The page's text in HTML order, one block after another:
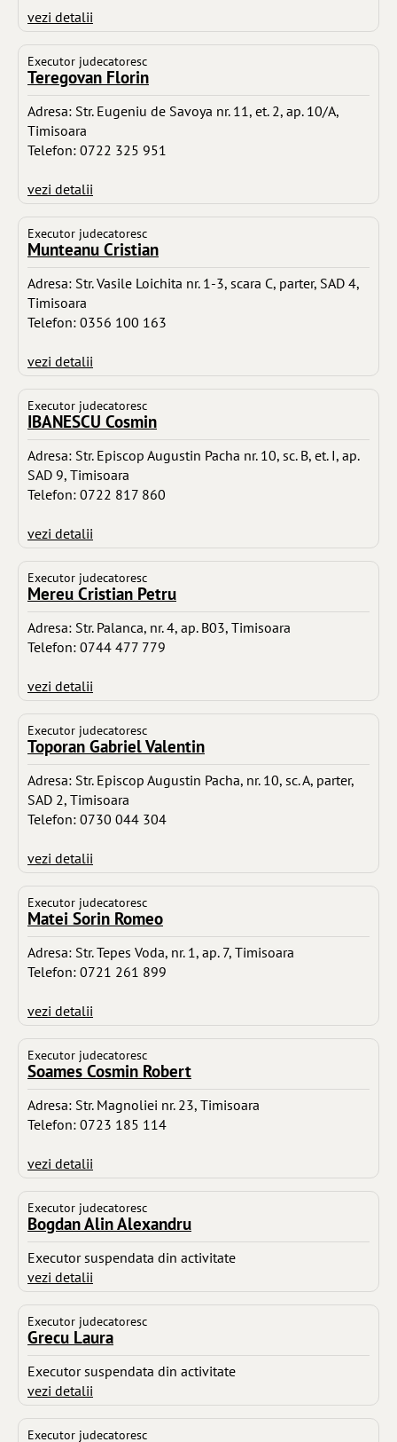
vezi detalii
Executor judecatoresc
Teregovan Florin
Adresa: Str. Eugeniu de Savoya nr. 11, et. 2, ap. 10/A,
Timisoara
Telefon: 0722 325 951
vezi detalii
Executor judecatoresc
Munteanu Cristian
Adresa: Str. Vasile Loichita nr. 1-3, scara C, parter, SAD 4,
Timisoara
Telefon: 0356 100 163
vezi detalii
Executor judecatoresc
IBANESCU Cosmin
Adresa: Str. Episcop Augustin Pacha nr. 10, sc. B, et. I, ap.
SAD 9, Timisoara
Telefon: 0722 817 860
vezi detalii
Executor judecatoresc
Mereu Cristian Petru
Adresa: Str. Palanca, nr. 4, ap. B03, Timisoara
Telefon: 0744 477 779
vezi detalii
Executor judecatoresc
Toporan Gabriel Valentin
Adresa: Str. Episcop Augustin Pacha, nr. 10, sc. A, parter,
SAD 2, Timisoara
Telefon: 0730 044 304
vezi detalii
Executor judecatoresc
Matei Sorin Romeo
Adresa: Str. Tepes Voda, nr. 1, ap. 7, Timisoara
Telefon: 0721 261 899
vezi detalii
Executor judecatoresc
Soames Cosmin Robert
Adresa: Str. Magnoliei nr. 23, Timisoara
Telefon: 0723 185 114
vezi detalii
Executor judecatoresc
Bogdan Alin Alexandru
Executor suspendata din activitate
vezi detalii
Executor judecatoresc
Grecu Laura
Executor suspendata din activitate
vezi detalii
Executor judecatoresc